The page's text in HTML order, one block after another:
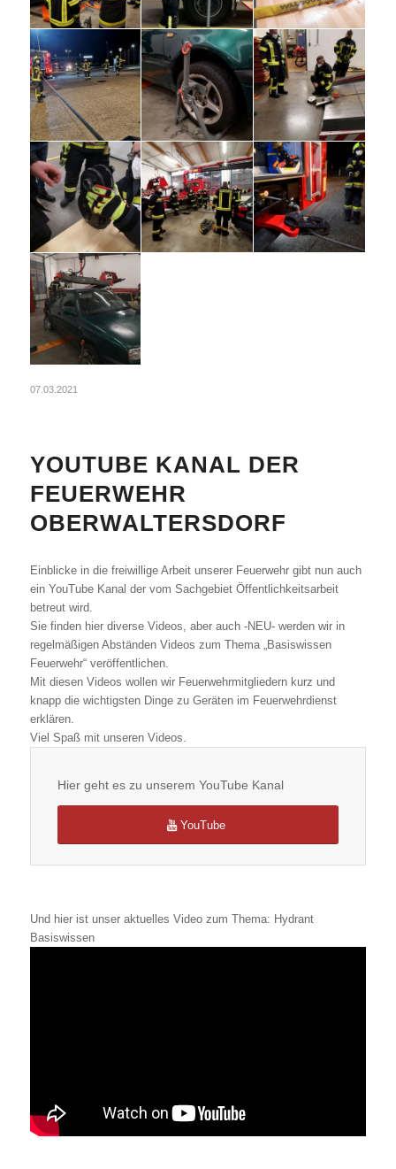
07.03.2021
YOUTUBE KANAL DER
FEUERWEHR
OBERWALTERSDORF
Einblicke in die freiwillige Arbeit unserer Feuerwehr gibt nun auch
ein YouTube Kanal der vom Sachgebiet Öffentlichkeitsarbeit
betreut wird.
Sie finden hier diverse Videos, aber auch -NEU- werden wir in
regelmäßigen Abständen Videos zum Thema „Basiswissen
Feuerwehr“ veröffentlichen.
Mit diesen Videos wollen wir Feuerwehrmitgliedern kurz und
knapp die wichtigsten Dinge zu Geräten im Feuerwehrdienst
erklären.
Viel Spaß mit unseren Videos.
Hier geht es zu unserem YouTube Kanal
YouTube
Und hier ist unser aktuelles Video zum Thema: Hydrant
Basiswissen